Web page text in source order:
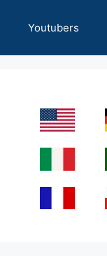
Youtubers